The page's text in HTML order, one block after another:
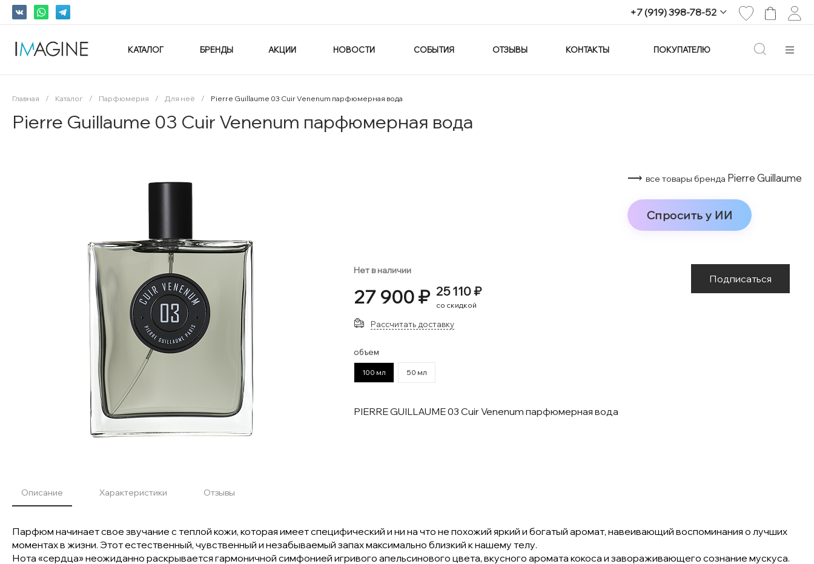
+7 (919) 398-78-52
+7 (919) 398-78-52
КАТАЛОГ БРЕНДЫ АКЦИИ НОВОСТИ СОБЫТИЯ ОТЗЫВЫ КОНТАКТЫ ПОКУПАТЕЛЮ
Главная / Каталог / Парфюмерия / Для неё / Pierre Guillaume 03 Cuir Venenum парфюмерная вода
Pierre Guillaume 03 Cuir Venenum парфюмерная вода
⟶ все товары бренда Pierre Guillaume
Спросить у ИИ
Нет в наличии
27 900 ₽ 25 110 ₽
со скидкой
Подписаться
Рассчитать доставку
объем
100 мл 50 мл
PIERRE GUILLAUME 03 Cuir Venenum парфюмерная вода
Описание Характеристики Отзывы
Парфюм начинает свое звучание с теплой кожи, которая имеет специфический и ни на что не похожий яркий и богатый аромат, навеивающий воспоминания о лучших
моментах в жизни. Этот естественный, чувственный и незабываемый запах максимально близкий к нашему телу.
Нота «сердца» неожиданно раскрывается гармоничной симфонией игривого апельсинового цвета, вкусного аромата кокоса и завораживающего сознание мускуса.